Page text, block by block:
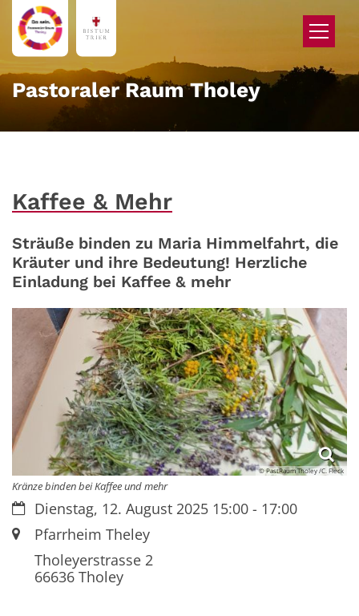
Zum Inhalt springen
Pastoraler Raum Tholey
Kaffee & Mehr
Sträuße binden zu Maria Himmelfahrt, die
Kräuter und ihre Bedeutung! Herzliche
Einladung bei Kaffee & mehr
© PastRaum Tholey /C. Fleck
Kränze binden bei Kaffee und mehr
Datum:Dienstag, 12. August 2025 15:00 - 17:00
Ort:Pfarrheim Theley
Tholeyerstrasse 2
66636Tholey